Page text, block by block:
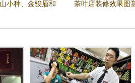
小种、金骏眉和
茶叶店装修效果图